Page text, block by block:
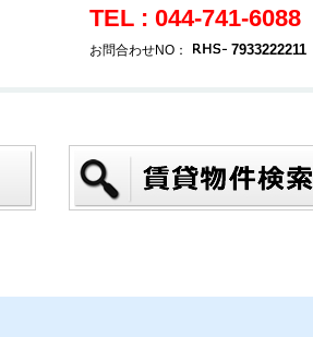
TEL : 044-741-6088
お問合わせNO： 7933222211